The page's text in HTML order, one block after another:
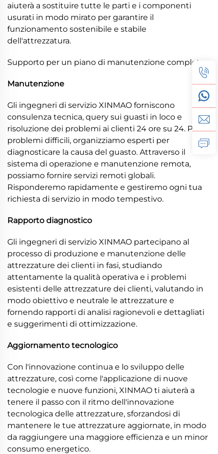
aiuterà a sostituire tutte le parti e i componenti
usurati in modo mirato per garantire il
funzionamento sostenibile e stabile
dell'attrezzatura.
Supporto per un piano di manutenzione completo
Manutenzione
Gli ingegneri di servizio XINMAO forniscono
consulenza tecnica, query sui guasti in loco e
risoluzione dei problemi ai clienti 24 ore su 24. Per
problemi difficili, organizziamo esperti per
diagnosticare la causa del guasto. Attraverso il
sistema di operazione e manutenzione remota,
possiamo fornire servizi remoti globali.
Risponderemo rapidamente e gestiremo ogni tua
richiesta di servizio in modo tempestivo.
Rapporto diagnostico
Gli ingegneri di servizio XINMAO partecipano al
processo di produzione e manutenzione delle
attrezzature dei clienti in fasi, studiando
attentamente la qualità operativa e i problemi
esistenti delle attrezzature dei clienti, valutando in
modo obiettivo e neutrale le attrezzature e
fornendo rapporti di analisi ragionevoli e dettagliati
e suggerimenti di ottimizzazione.
Aggiornamento tecnologico
Con l'innovazione continua e lo sviluppo delle
attrezzature, così come l'applicazione di nuove
tecnologie e nuove funzioni, XINMAO ti aiuterà a
tenere il passo con il ritmo dell'innovazione
tecnologica delle attrezzature, sforzandosi di
mantenere le tue attrezzature aggiornate, in modo
da raggiungere una maggiore efficienza e un minor
consumo energetico.